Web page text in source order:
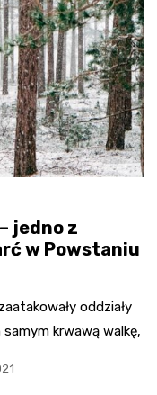
jedno z
w Powstaniu
oddziały
krwawą walkę,